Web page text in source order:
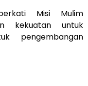
Misi Mulim
kekuatan untuk
pengembangan